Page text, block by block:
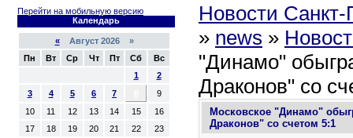
Перейти на мобильную версию
Календарь
«Август 2026 »
Пн
Вт Ср Чт Пт Сб
Вс
1
2
3
4 5 6 7
9
10
11 12 13 14 15
16
17
18 19 20 21 22
23
Новости Санкт-
» news »
"Динамо"
Драконов" со
Московское "Динамо"
Драконов" со счетом 5:1